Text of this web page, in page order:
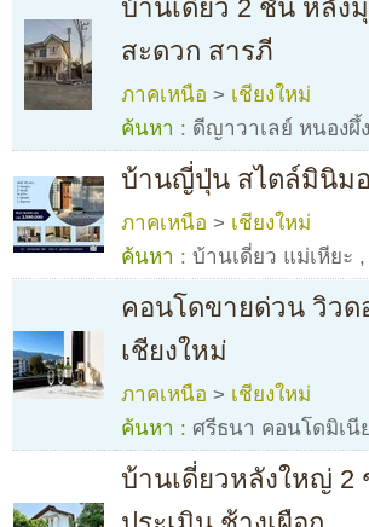
บ้านเดี่ยว 2 ชั้น หลัง
สะดวก สารภี
ภาคเหนือ > เชียงใหม่
ค้นหา : ดีญาวาเลย์ หนองผึ้ง
บ้านญี่ปุ่น สไตล์มินิม
ภาคเหนือ > เชียงใหม่
ค้นหา : บ้านเดี่ยว แม่เหียะ ,
คอนโดขายด่วน วิวด
เชียงใหม่
ภาคเหนือ > เชียงใหม่
ค้นหา : ศรีธนา คอนโดมิเนี
บ้านเดี่ยวหลังใหญ่ 2